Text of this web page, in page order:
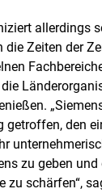
allerdings
Zeiten der
getroffen, den
zu geben
zu schärfen“,